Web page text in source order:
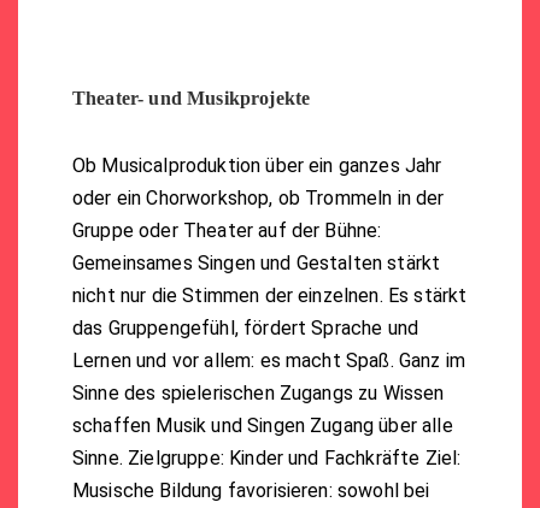
Theater- und Musikprojekte
Ob Musicalproduktion über ein ganzes Jahr
oder ein Chorworkshop, ob Trommeln in der
Gruppe oder Theater auf der Bühne:
Gemeinsames Singen und Gestalten stärkt
nicht nur die Stimmen der einzelnen. Es stärkt
das Gruppengefühl, fördert Sprache und
Lernen und vor allem: es macht Spaß. Ganz im
Sinne des spielerischen Zugangs zu Wissen
schaffen Musik und Singen Zugang über alle
Sinne. Zielgruppe: Kinder und Fachkräfte Ziel:
Musische Bildung favorisieren: sowohl bei